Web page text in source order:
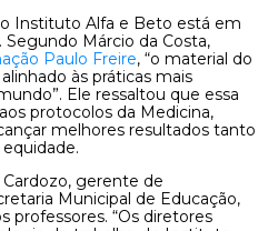
Instituto Alfa e Beto está em
Márcio da Costa,
Paulo Freire, “o material do
às práticas mais
Ele ressaltou que essa
protocolos da Medicina,
melhores resultados tanto
Cardozo, gerente de
Municipal de Educação,
professores. “Os diretores